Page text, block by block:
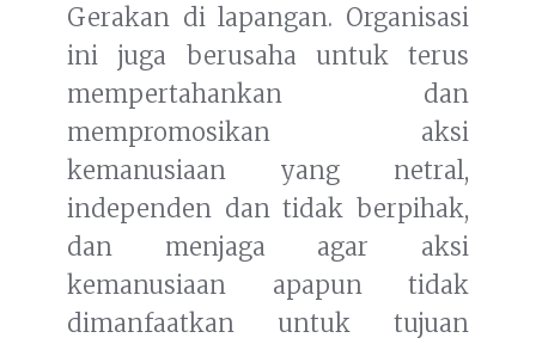
Gerakan di lapangan. Organisasi
ini juga berusaha untuk terus
mempertahankan dan
mempromosikan aksi
kemanusiaan yang netral,
independen dan tidak berpihak,
dan menjaga agar aksi
kemanusiaan apapun tidak
dimanfaatkan untuk tujuan